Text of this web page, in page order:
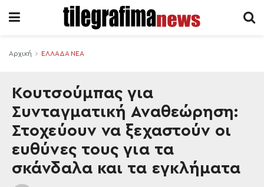
Αρχική ΕΛΛΑΔΑ ΝΕΑ
Κουτσούμπας για
Συνταγματική Αναθεώρηση:
Στοχεύουν να ξεχαστούν οι
ευθύνες τους για τα
σκάνδαλα και τα εγκλήματα